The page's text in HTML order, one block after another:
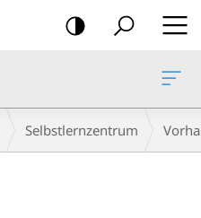
Selbstlernzentrum